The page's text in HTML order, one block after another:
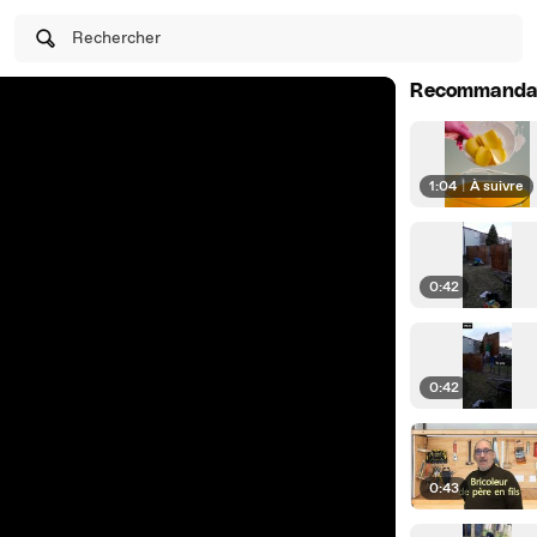
Rechercher
1:04 | À suivre
0:42
0:42
0:43